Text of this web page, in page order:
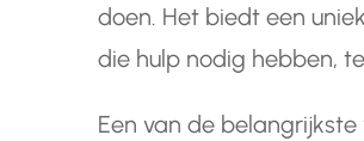
doen. Het biedt een
die hulp nodig hebben,
Een van de